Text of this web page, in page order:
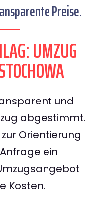
Preise.
UMZUG
und
abgestimmt.
Orientierung
ein
Kosten.